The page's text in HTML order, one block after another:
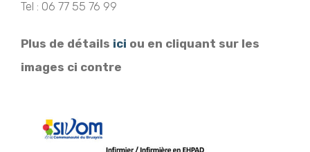
Tel : 06 77 55 76 99
Plus de détails ici ou en cliquant sur les
images ci contre